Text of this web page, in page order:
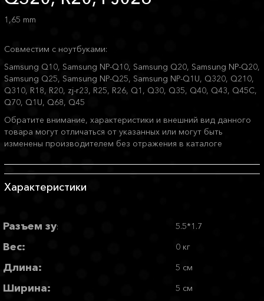
1,65 mm
Совместим с ноутбуками:
Samsung Q10, Samsung NP-Q10, Samsung Q20, Samsung NP-Q20,
Samsung Q25, Samsung NP-Q25, Samsung NP-Q1U, Q320, Q210,
Q310, R18, R20, zj-r23, R25, R26, Q1, Q30, Q35, Q40, Q43, Q45C,
Q70, Q1U, Q68, Q45
Обратите внимание, характеристики и внешний вид данного
товара могут отличаться от указанных или могут быть
изменены производителем без отражения в каталоге
Характеристики
Разъем зу: 5.5*1.7
Вес: 0 кг
Длина: 5 см
Ширина: 5 см